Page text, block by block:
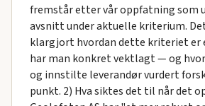
fremstår etter vår oppfatning som
avsnitt under aktuelle kriterium.
klargjort hvordan dette kriteriet er
har man konkret vektlagt — og
og innstilte leverandør vurdert
punkt. 2) Hva siktes det til når det